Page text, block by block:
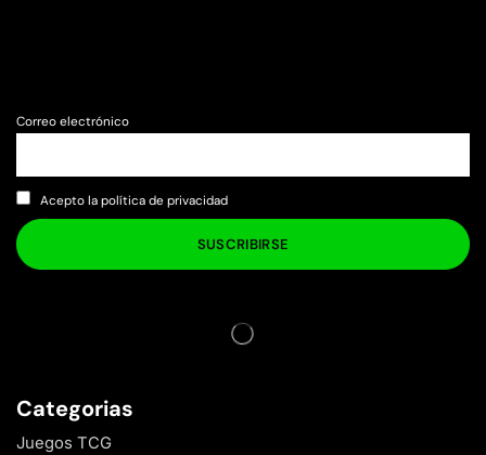
Correo electrónico
Acepto la política de privacidad
Categorias
Juegos TCG